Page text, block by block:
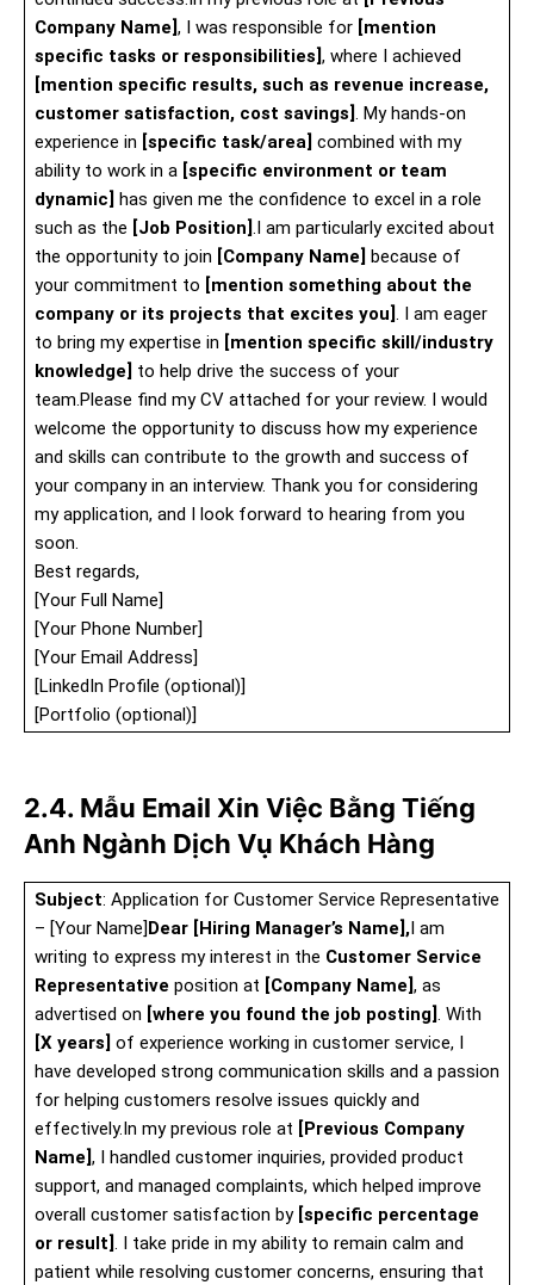
Company Name], I was responsible for [mention
specific tasks or responsibilities], where I achieved
[mention specific results, such as revenue increase,
customer satisfaction, cost savings]. My hands-on
experience in [specific task/area] combined with my
ability to work in a [specific environment or team
dynamic] has given me the confidence to excel in a role
such as the [Job Position].I am particularly excited about
the opportunity to join [Company Name] because of
your commitment to [mention something about the
company or its projects that excites you]. I am eager
to bring my expertise in [mention specific skill/industry
knowledge] to help drive the success of your
team.Please find my CV attached for your review. I would
welcome the opportunity to discuss how my experience
and skills can contribute to the growth and success of
your company in an interview. Thank you for considering
my application, and I look forward to hearing from you
soon.
Best regards,
[Your Full Name]
[Your Phone Number]
[Your Email Address]
[LinkedIn Profile (optional)]
[Portfolio (optional)]
2.4. Mẫu Email Xin Việc Bằng Tiếng
Anh Ngành Dịch Vụ Khách Hàng
Subject: Application for Customer Service Representative
– [Your Name]Dear [Hiring Manager’s Name],I am
writing to express my interest in the Customer Service
Representative position at [Company Name], as
advertised on [where you found the job posting]. With
[X years] of experience working in customer service, I
have developed strong communication skills and a passion
for helping customers resolve issues quickly and
effectively.In my previous role at [Previous Company
Name], I handled customer inquiries, provided product
support, and managed complaints, which helped improve
overall customer satisfaction by [specific percentage
or result]. I take pride in my ability to remain calm and
patient while resolving customer concerns, ensuring that